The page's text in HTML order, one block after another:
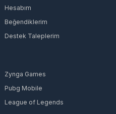
Hesabım
Beğendiklerim
Destek Taleplerim
Zynga Games
Pubg Mobile
League of Legends